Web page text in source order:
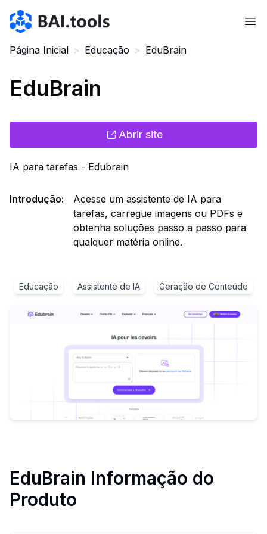
Bai.tools
Página Inicial > Educação > EduBrain
EduBrain
Abrir site
IA para tarefas - Edubrain
Introdução:
Acesse um assistente de IA para
tarefas, carregue imagens ou PDFs e
obtenha soluções passo a passo para
qualquer matéria online.
Educação Assistente de IA Geração de Conteúdo
EduBrain Informação do
Produto